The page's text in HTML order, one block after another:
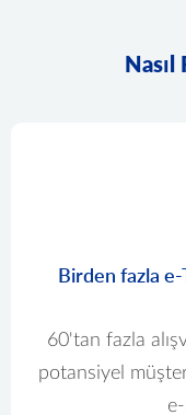
Nasıl
Birden fazla
60'tan fazla
potansiyel